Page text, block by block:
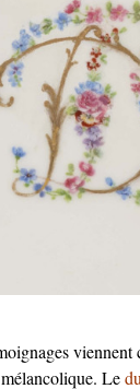
viennent
Le